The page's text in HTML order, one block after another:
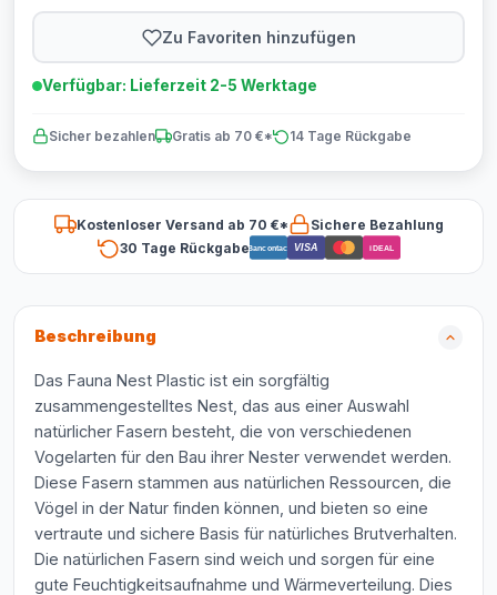
Zu Favoriten hinzufügen
Verfügbar: Lieferzeit 2-5 Werktage
Sicher bezahlen Gratis ab 70 €* 14 Tage Rückgabe
Kostenloser Versand ab 70 €*
Sichere Bezahlung
30 Tage RückgabeBancontact VISA iDEAL
Beschreibung
Das Fauna Nest Plastic ist ein sorgfältig
zusammengestelltes Nest, das aus einer Auswahl
natürlicher Fasern besteht, die von verschiedenen
Vogelarten für den Bau ihrer Nester verwendet werden.
Diese Fasern stammen aus natürlichen Ressourcen, die
Vögel in der Natur finden können, und bieten so eine
vertraute und sichere Basis für natürliches Brutverhalten.
Die natürlichen Fasern sind weich und sorgen für eine
gute Feuchtigkeitsaufnahme und Wärmeverteilung. Dies